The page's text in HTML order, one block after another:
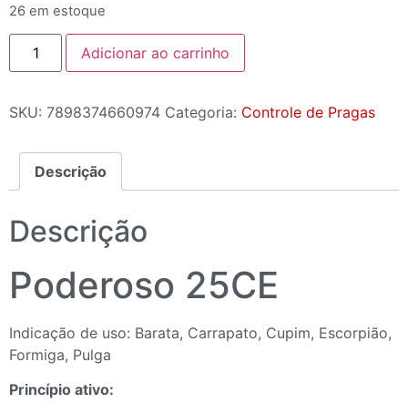
26 em estoque
Adicionar ao carrinho
SKU: 7898374660974 Categoria: Controle de Pragas
Descrição
Descrição
Poderoso 25CE
Indicação de uso: Barata, Carrapato, Cupim, Escorpião,
Formiga, Pulga
Princípio ativo: